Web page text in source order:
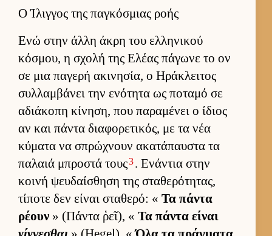
Ο Ίλιγγος της παγκόσμιας ροής
Ενώ στην άλλη άκρη του ελ­ληνικού
κόσμου, η σχολή της Ελέας πάγωνε το ον
σε μια παγερή ακινησία, ο Ηράκλει­τος
συλ­λαμ­βάνει την ενότητα ως ποταμό σε
αδιάκοπη κίνηση, που παραμένει ο ίδιος
αν και πάντα δια­φορετικός, με τα νέα
κύματα να σπρώχνουν ακατάπαυ­στα τα
παλαιά μπροστά τους3. Ενάντια στην
κοινή ψευ­δαί­σθηση της σταθερότητας,
τίποτε δεν εί­ναι σταθερό: « Τα πάντα
ρέουν » (Πάντα ῥεῖ), « Τα πάντα εί­ναι